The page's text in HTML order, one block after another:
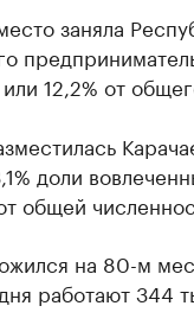
заняла
12,2% от
доли
общей
на 80-м
работают 344